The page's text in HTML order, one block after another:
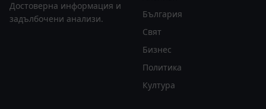
Достоверна информация и
задълбочени анализи.
България
Свят
Бизнес
Политика
Култура